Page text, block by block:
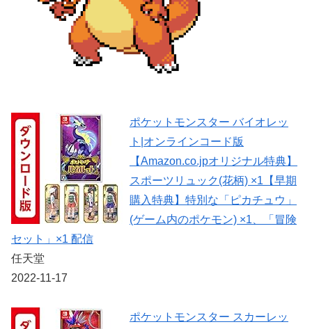
ポケットモンスター バイオレッ
ト|オンラインコード版
【Amazon.co.jpオリジナル特典】
スポーツリュック(花柄) ×1【早期
購入特典】特別な「ピカチュウ」
(ゲーム内のポケモン) ×1、「冒険
セット」×1 配信
任天堂
2022-11-17
ポケットモンスター スカーレッ